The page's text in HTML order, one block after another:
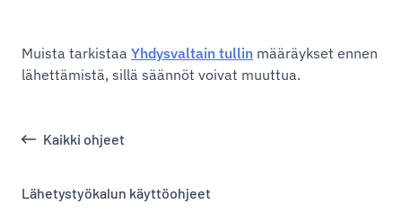
Kaikki ohjeet
Lähetystyökalun käyttöohjeet
Muista tarkistaa Yhdysvaltain tullin määräykset ennen
lähettämistä, sillä säännöt voivat muuttua.